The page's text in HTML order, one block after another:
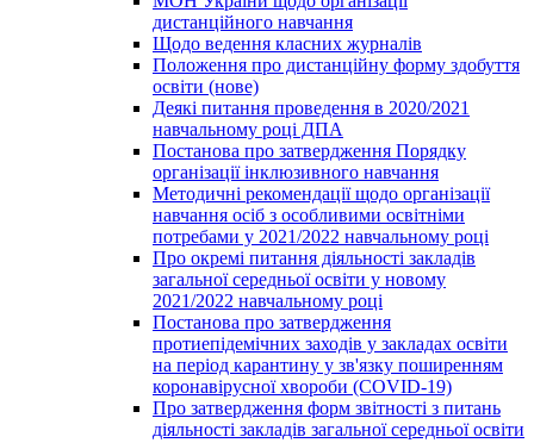
дистанційного навчання
Щодо ведення класних журналів
Положення про дистанційну форму здобуття
освіти (нове)
Деякі питання проведення в 2020/2021
навчальному році ДПА
Постанова про затвердження Порядку
організації інклюзивного навчання
Методичні рекомендації щодо організації
навчання осіб з особливими освітніми
потребами у 2021/2022 навчальному році
Про окремі питання діяльності закладів
загальної середньої освіти у новому
2021/2022 навчальному році
Постанова про затвердження
протиепідемічних заходів у закладах освіти
на період карантину у зв'язку поширенням
коронавірусної хвороби (COVID-19)
Про затвердження форм звітності з питань
діяльності закладів загальної середньої освіти